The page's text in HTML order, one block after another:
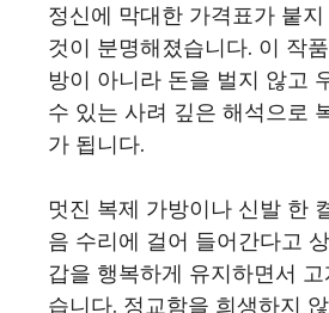
정신에 막대한 가격표가 붙
것이 분명해졌습니다. 이 작
방이 아니라 돈을 벌지 않고
수 있는 사려 깊은 해석으로
가 됩니다.
멋진 복제 가방이나 신발 한
음 수리에 걸어 들어간다고
갑을 행복하게 유지하면서
습니다. 정교함을 희생하지